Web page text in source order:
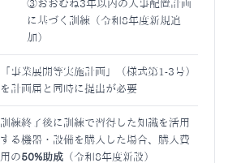
③おおむね3年以内の人事配置計画
に基づく訓練（令和8年度新規追
加）
「事業展開等実施計画」（様式第1-3号）
を計画届と同時に提出が必要
訓練終了後に訓練で習得した知識を活用
する機器・設備を購入した場合、購入費
用の50%助成 （令和8年度新設）